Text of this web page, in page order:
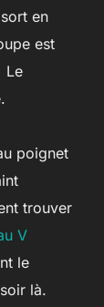
en
est
poignet
trouver
V
le
là.